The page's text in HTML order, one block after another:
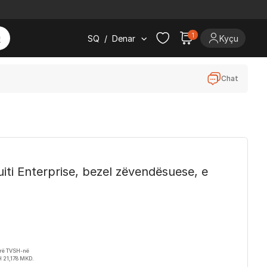
SQ / Denar 1 Kyçu
Chat
Enterprise, bezel zëvendësuese, e
TVSH-në
21,178 MKD.